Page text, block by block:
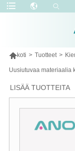
koti > Tuotteet >
Uusiutuvaa materiaalia
LISÄÄ TUOTTEITA